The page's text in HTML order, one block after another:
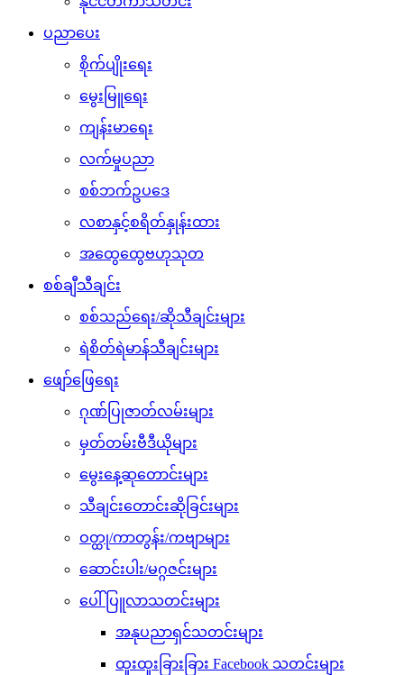
ပညာပေး
စိုက်ပျိုးရေး
မွေးမြူရေး
ကျန်းမာရေး
လက်မှုပညာ
စစ်ဘက်ဥပဒေ
လစာနှင့်စရိတ်နှုန်းထား
အထွေထွေဗဟုသုတ
စစ်ချီသီချင်း
စစ်သည်ရေး/ဆိုသီချင်းများ
ရဲစိတ်ရဲမာန်သီချင်းများ
ဖျော်ဖြေရေး
ဂုဏ်ပြုဇာတ်လမ်းများ
မှတ်တမ်းဗီဒီယိုများ
မွေးနေ့ဆုတောင်းများ
သီချင်းတောင်းဆိုခြင်းများ
ဝတ္ထု/ကာတွန်း/ကဗျာများ
ဆောင်းပါး/မဂ္ဂဇင်းများ
ပေါ်ပြူလာသတင်းများ
အနုပညာရှင်သတင်းများ
ထူးထူးခြားခြား Facebook သတင်းများ